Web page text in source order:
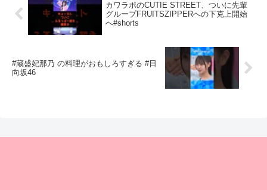
カワラボのCUTIE STREET、ついに先輩
グループFRUITSZIPPERへの下克上開始
へ#shorts
#蔵盛妃那乃 の料理がおもしろすぎる #日
向坂46